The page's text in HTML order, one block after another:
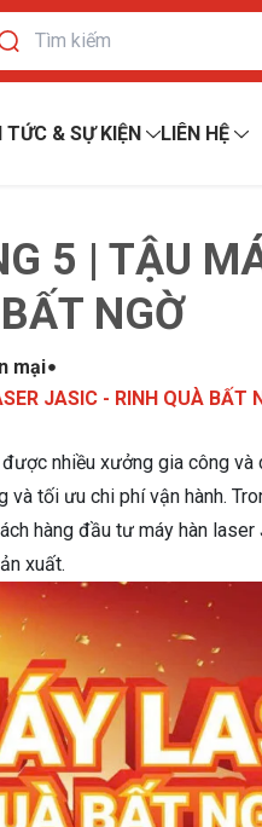
TỨC & SỰ KIỆN LIÊN HỆ
5 | TẬU
NGỜ
mại
JASIC - RINH QUÀ BẤT
nhiều xưởng gia công
tối ưu chi phí vận hành.
hàng đầu tư máy hàn laser
xuất.